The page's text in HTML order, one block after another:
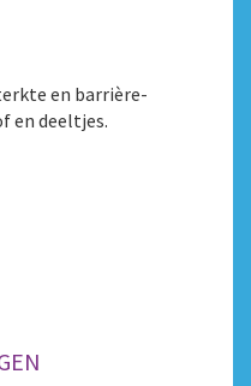
en barrière-
en deeltjes.